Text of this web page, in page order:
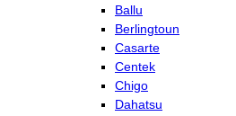
Ballu
Berlingtoun
Casarte
Centek
Chigo
Dahatsu